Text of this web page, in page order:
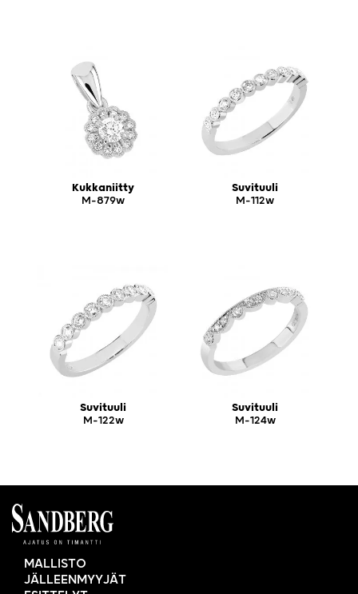
Kukkaniitty
M-879w
Suvituuli
M-112w
Suvituuli
M-122w
Suvituuli
M-124w
MALLISTO
JÄLLEENMYYJÄT